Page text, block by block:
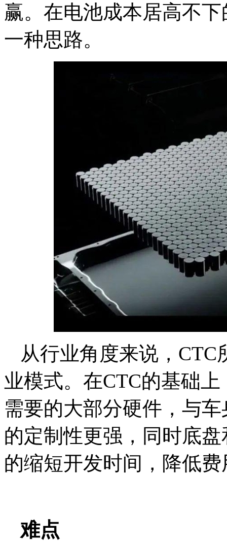
赢。在电池成本居高不
一种思路。
从行业角度来说，
业模式。在CTC的基础
需要的大部分硬件，与
的定制性更强，同时底
的缩短开发时间，降低费
难点